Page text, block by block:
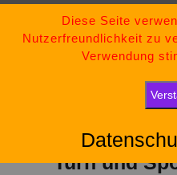
Inhalt
tsv-
„Bleib stark, bleib
Turn und
Diese Seite
Nutzerfreundlichkeit zu
Verwendung